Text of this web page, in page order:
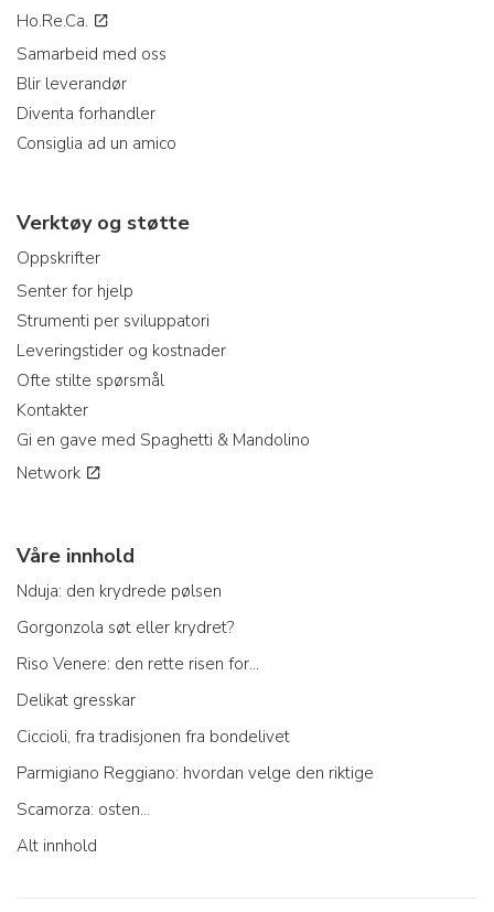
Ho.Re.Ca.
Samarbeid med oss
Blir leverandør
Diventa forhandler
Consiglia ad un amico
Verktøy og støtte
Oppskrifter
Senter for hjelp
Strumenti per sviluppatori
Leveringstider og kostnader
Ofte stilte spørsmål
Kontakter
Gi en gave med Spaghetti & Mandolino
Network
Våre innhold
Nduja: den krydrede pølsen
Gorgonzola søt eller krydret?
Riso Venere: den rette risen for...
Delikat gresskar
Ciccioli, fra tradisjonen fra bondelivet
Parmigiano Reggiano: hvordan velge den riktige
Scamorza: osten...
Alt innhold